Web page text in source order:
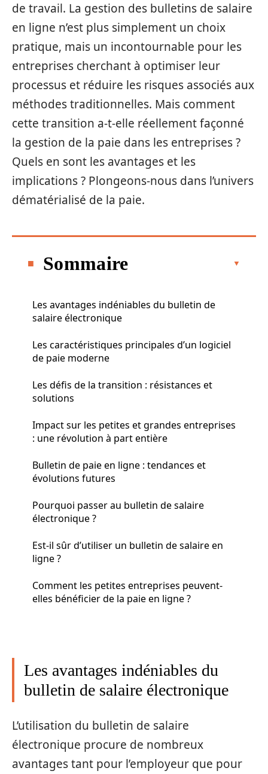
de travail. La gestion des bulletins de salaire
en ligne n’est plus simplement un choix
pratique, mais un incontournable pour les
entreprises cherchant à optimiser leur
processus et réduire les risques associés aux
méthodes traditionnelles. Mais comment
cette transition a-t-elle réellement façonné
la gestion de la paie dans les entreprises ?
Quels en sont les avantages et les
implications ? Plongeons-nous dans l’univers
dématérialisé de la paie.
Sommaire
Les avantages indéniables du bulletin de
salaire électronique
Les caractéristiques principales d’un logiciel
de paie moderne
Les défis de la transition : résistances et
solutions
Impact sur les petites et grandes entreprises
: une révolution à part entière
Bulletin de paie en ligne : tendances et
évolutions futures
Pourquoi passer au bulletin de salaire
électronique ?
Est-il sûr d’utiliser un bulletin de salaire en
ligne ?
Comment les petites entreprises peuvent-
elles bénéficier de la paie en ligne ?
Les avantages indéniables du
bulletin de salaire électronique
L’utilisation du bulletin de salaire
électronique procure de nombreux
avantages tant pour l’employeur que pour